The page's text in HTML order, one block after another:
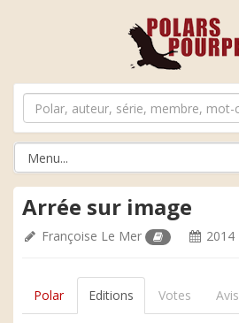
Arrée sur image
Françoise Le Mer 2014
Polar Editions Votes Avis